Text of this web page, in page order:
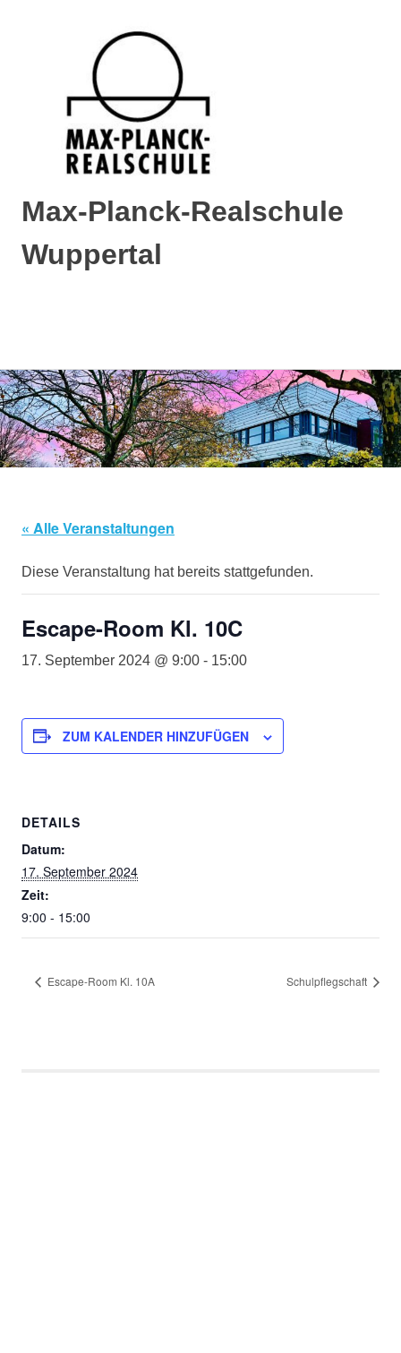
Zum
Inhalt
springen
Max-Planck-Realschule
Wuppertal
« Alle Veranstaltungen
Diese Veranstaltung hat bereits stattgefunden.
Escape-Room Kl. 10C
17. September 2024 @ 9:00 - 15:00
ZUM KALENDER HINZUFÜGEN
DETAILS
Datum:
17. September 2024
Zeit:
9:00 - 15:00
Escape-Room Kl. 10A Schulpflegschaft